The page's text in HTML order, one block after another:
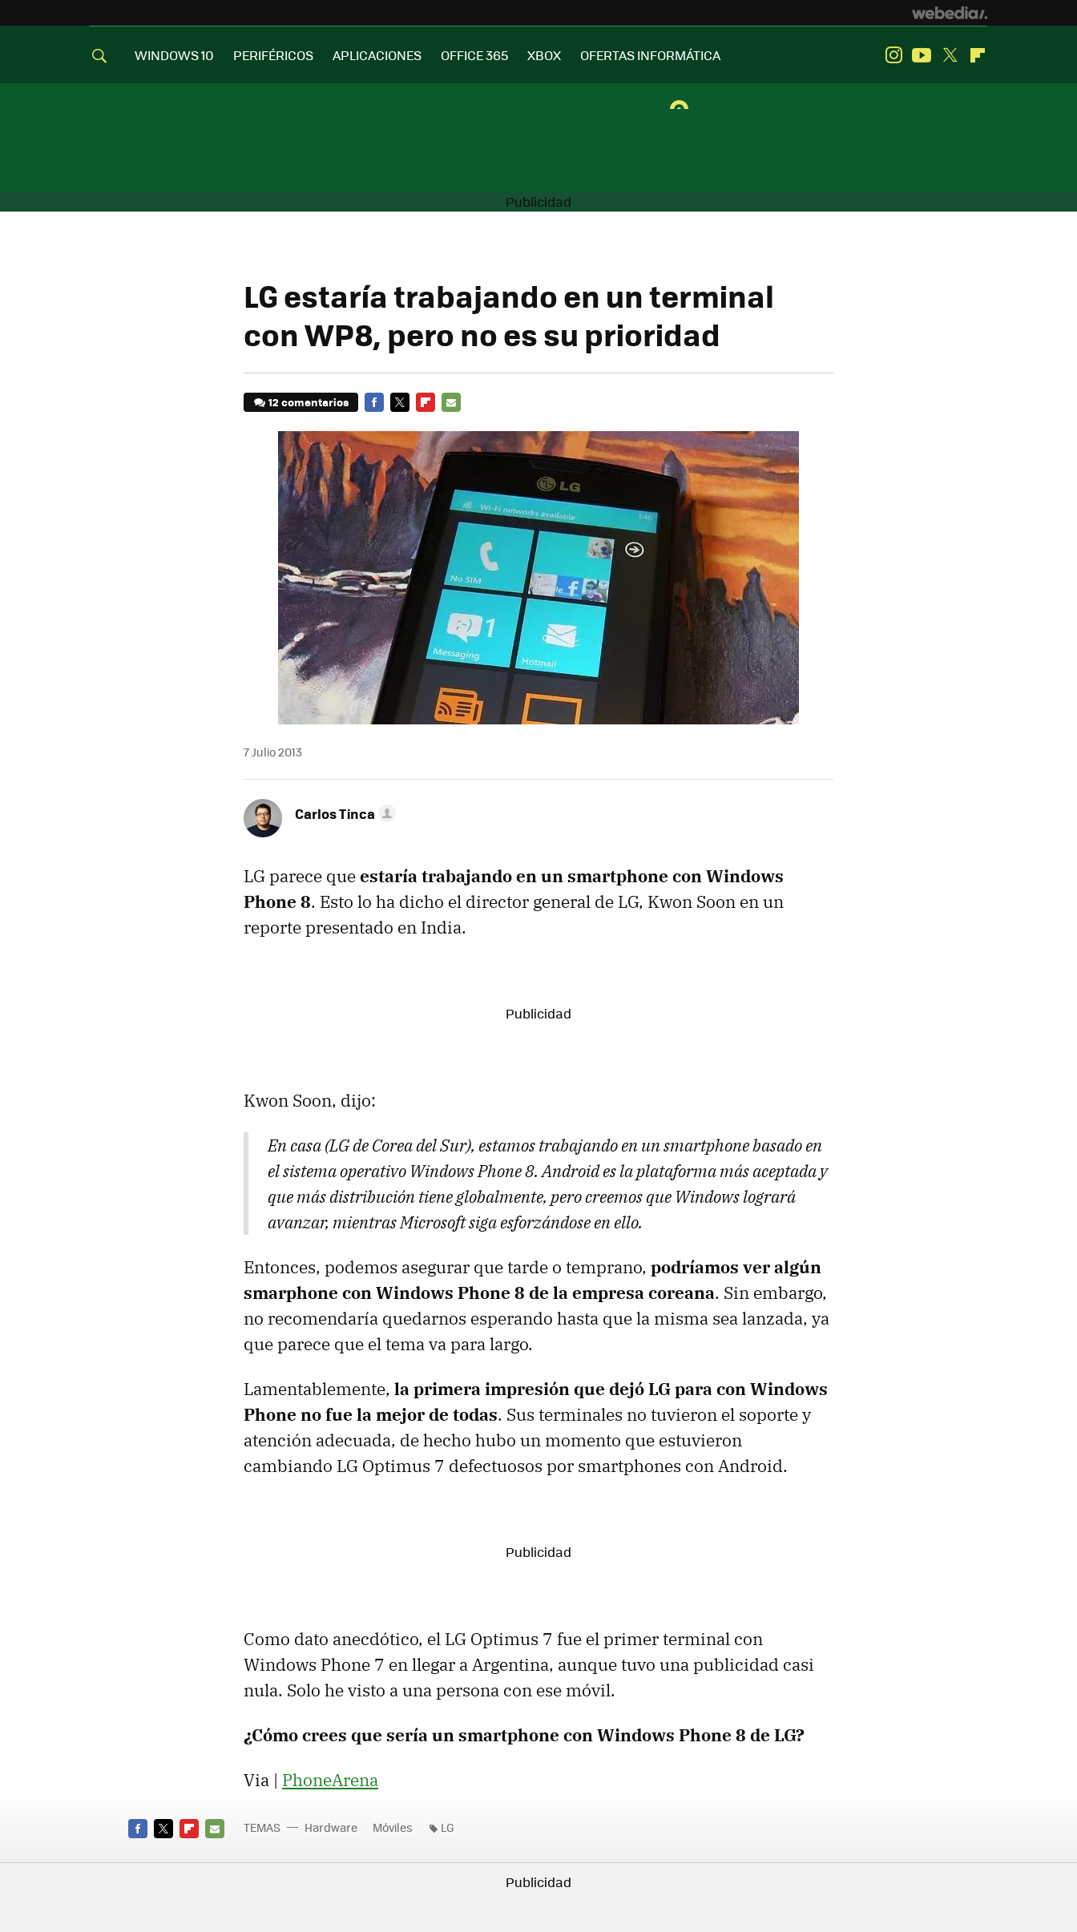
WINDOWS 10 PERIFÉRICOS APLICACIONES OFFICE 365 XBOX OFERTAS INFORMÁTICA InstagramYoutube
Twitter
LG estaría trabajando en un terminal
con WP8, pero no es su prioridad
12 comentarios
MAIL
7 Julio 2013
Carlos Tinca
LG parece queestaría trabajando en un smartphone con Windows
Phone 8. Esto lo ha dicho el director general de LG, Kwon Soon en un
reporte presentado en India.
Kwon Soon, dijo:
En casa (LG de Corea del Sur), estamos trabajando en un smartphone basado en
el sistema operativo Windows Phone 8. Android es la plataforma más aceptada y
que más distribución tiene globalmente, pero creemos que Windows logrará
avanzar, mientras Microsoft siga esforzándose en ello.
Entonces, podemos asegurar que tarde o temprano, podríamos ver algún
smarphone con Windows Phone 8 de la empresa coreana. Sin embargo,
no recomendaría quedarnos esperando hasta que la misma sea lanzada, ya
que parece que el tema va para largo.
Lamentablemente, la primera impresión que dejó LG para con Windows
Phone no fue la mejor de todas. Sus terminales no tuvieron el soporte y
atención adecuada, de hecho hubo un momento que estuvieron
cambiando LG Optimus 7 defectuosos por smartphones con Android.
Como dato anecdótico, el LG Optimus 7 fue el primer terminal con
Windows Phone 7 en llegar a Argentina, aunque tuvo una publicidad casi
nula. Solo he visto a una persona con ese móvil.
¿Cómo crees que sería un smartphone con Windows Phone 8 de LG?
Via | PhoneArena
MAIL
TEMAS Hardware Móviles LG